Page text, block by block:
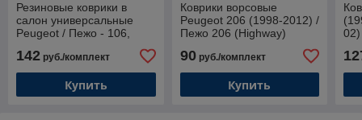
Резиновые коврики в
салон универсальные
Peugeot / Пежо - 106,
206, 306, 406 (Gumárny
Zubří)
142 руб./комплект
Купить
Коврики ворсовые
Peugeot 206 (1998-2012) /
Пежо 206 (Highway)
90руб./комплект
Купить